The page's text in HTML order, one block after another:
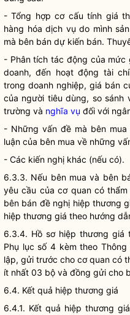
- Tổng hợp cơ cấu tính giá
hàng hóa dịch vụ do mình
mà bên bán dự kiến bán.
- Phân tích tác động của mức
doanh, đến hoạt động tài
trong doanh nghiệp,giá bán
của người tiêu dùng, so sánh
trường và nghĩa vụ đối với
- Những vấn đề mà bên
luận của bên mua về những
- Các kiến nghị khác (nếu có).
6.3.3. Nếu bên mua và bên
yêu cầu của cơ quan có thẩm
bên bán đề nghị hiệp thương
hiệp thương giá theo hướng
6.3.4. Hồ sơ hiệp thương giá
Phụ lục số 4 kèm theo
lập, gửi trước cho cơ quan có
ít nhất 03 bộ và đồng gửi cho
6.4. Kết quả hiệp thương giá
6.4.1. Kết quả hiệp thương giá